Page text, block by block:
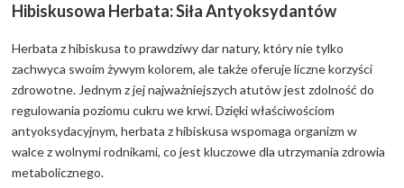
Hibiskusowa Herbata: Siła Antyoksydantów
Herbata z hibiskusa to prawdziwy dar natury, który nie tylko
zachwyca swoim żywym kolorem, ale także oferuje liczne korzyści
zdrowotne. Jednym z jej najważniejszych atutów jest zdolność do
regulowania poziomu cukru we krwi. Dzięki właściwościom
antyoksydacyjnym, herbata z hibiskusa wspomaga organizm w
walce z wolnymi rodnikami, co jest kluczowe dla utrzymania zdrowia
metabolicznego.